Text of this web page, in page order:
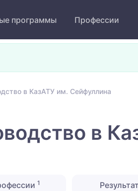
программы Профессии
в КазАТУ им. Сейфуллина
в
1